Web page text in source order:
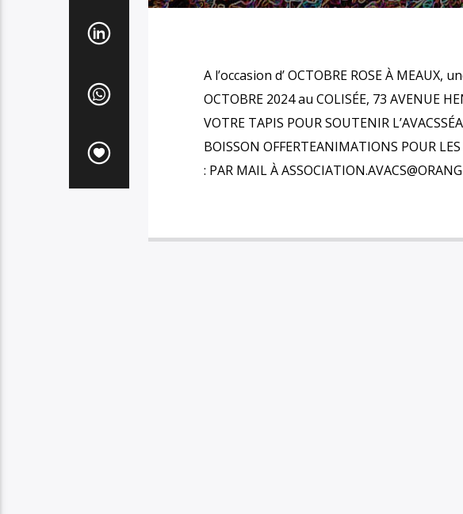
A l’occasion d’ OCTOBRE ROSE À
OCTOBRE 2024 au COLISÉE, 73 AVENUE
VOTRE TAPIS POUR SOUTENIR
BOISSON OFFERTEANIMATIONS POUR
: PAR MAIL À